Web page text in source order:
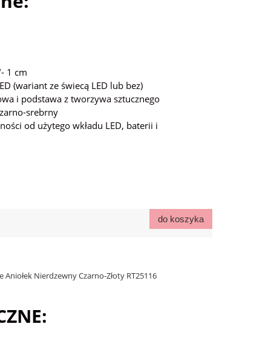
1 cm
(wariant ze świecą LED lub bez)
i podstawa z tworzywa sztucznego
srebrny
od użytego wkładu LED, baterii i
do koszyka
Nierdzewny Czarno-Złoty RT25116